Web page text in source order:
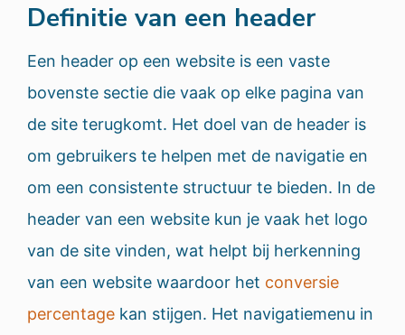
Definitie van een header
Een header op een website is een vaste
bovenste sectie die vaak op elke pagina van
de site terugkomt. Het doel van de header is
om gebruikers te helpen met de navigatie en
om een consistente structuur te bieden. In de
header van een website kun je vaak het logo
van de site vinden, wat helpt bij herkenning
van een website waardoor het conversie
percentage kan stijgen. Het navigatiemenu in